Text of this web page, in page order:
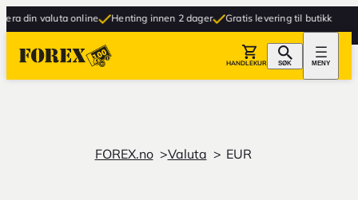
online Henting innen 2 dager Gratis levering til butikk
HANDLEKURV SØK MENY
FOREX.no Valuta EUR